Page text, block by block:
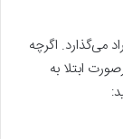
می‌گذارد. اگرچه
ابتلا به